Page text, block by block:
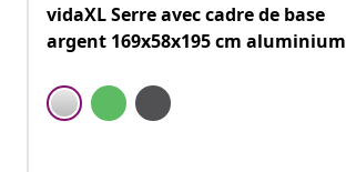
vidaXL Serre avec cadre de base
argent 169x58x195 cm aluminium